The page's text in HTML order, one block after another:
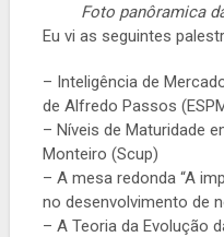
Foto panôramica
Eu vi as seguintes
– Inteligência de
de Alfredo Passos
– Níveis de Maturidade
Monteiro (Scup)
– A mesa redonda “A
no desenvolvimento de
– A Teoria da Evolução